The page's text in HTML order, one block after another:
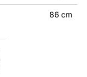
86 cm